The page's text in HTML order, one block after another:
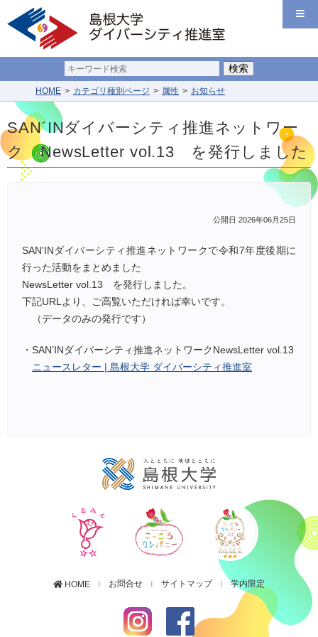
HOME カテゴリ種別ページ 属性 お知らせ
SAN´INダイバーシティ推進ネットワー
ク NewsLetter vol.13 を発行しました
公開日 2026年06月25日
SAN'INダイバーシティ推進ネットワークで令和7年度後期に
行った活動をまとめました
NewsLetter vol.13 を発行しました。
下記URLより、ご高覧いただければ幸いです。
（データのみの発行です）
・SAN’INダイバーシティ推進ネットワークNewsLetter vol.13
ニュースレター | 島根大学 ダイバーシティ推進室
HOME お問合せ サイトマップ 学内限定